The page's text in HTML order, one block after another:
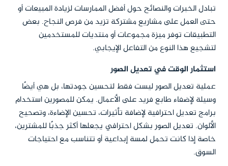
تبادل الخبرات والنصائح حول أفضل الممارسات لزيادة المبيعات أو
حتى العمل على مشاريع مشتركة تزيد من فرص النجاح. بعض
التطبيقات توفر ميزة مجموعات أو منتديات للمستخدمين
لتشجيع هذا النوع من التفاعل الإيجابي.
استثمار الوقت في تعديل الصور
عملية تعديل الصور ليست فقط لتحسين جودتها، بل هي أيضًا
وسيلة لإضفاء طابع فريد على الأعمال. يمكن للمصورين استخدام
برامج تعديل احترافية لإضافة تأثيرات، تحسين الإضاءة، وتصحيح
الألوان. تعديل الصور بشكل احترافي يجعلها أكثر جذبًا للمشترين،
خاصة إذا كانت تحمل لمسة إبداعية أو تتناسب مع احتياجات
السوق.